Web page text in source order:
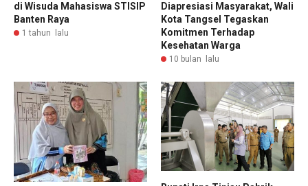
di Wisuda Mahasiswa STISIP
Banten Raya
1 tahun lalu
Diapresiasi Masyarakat, Wali
Kota Tangsel Tegaskan
Komitmen Terhadap
Kesehatan Warga
10 bulan lalu